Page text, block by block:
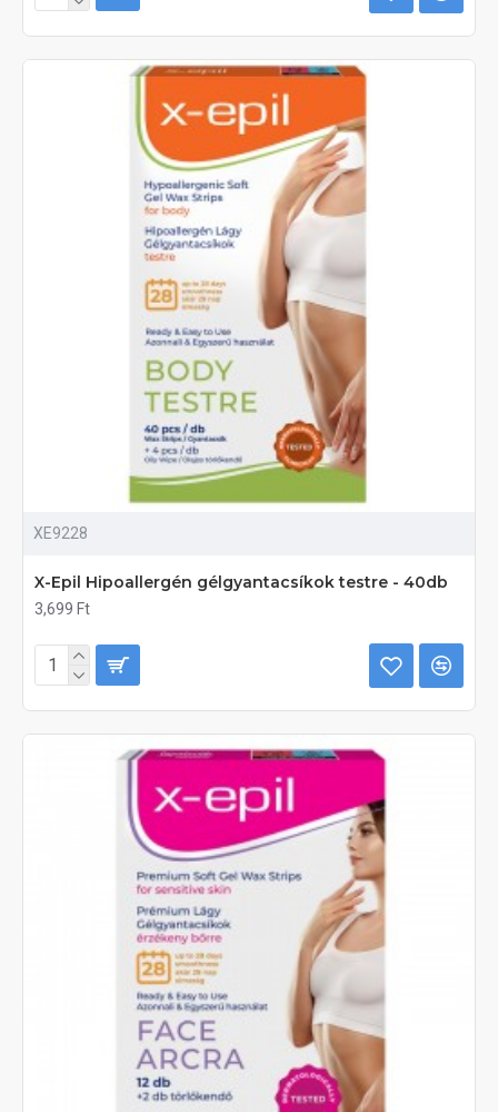
XE9228
X-Epil Hipoallergén gélgyantacsíkok testre - 40db
3,699 Ft